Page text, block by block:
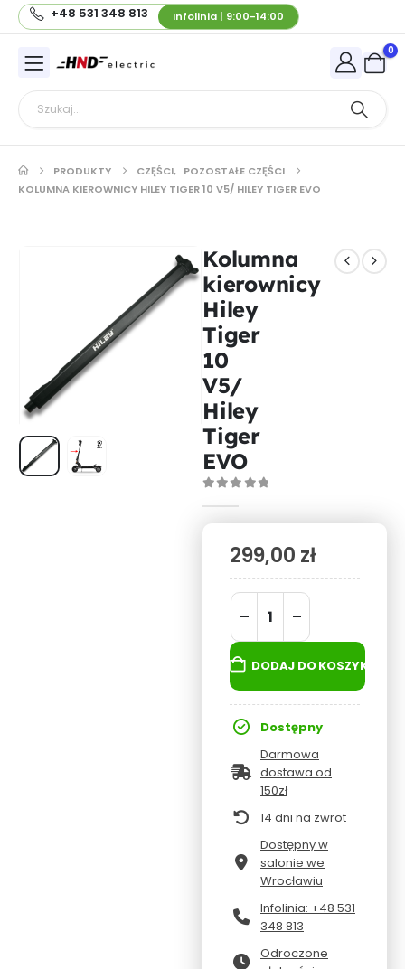
+48 531 348 813 Infolinia | 9:00-14:00
0
PRODUKTY CZĘŚCI, POZOSTAŁE CZĘŚCI
KOLUMNA KIEROWNICY HILEY TIGER 10 V5/ HILEY TIGER EVO
Kolumna
kierownicy
Hiley
Tiger
10
V5/
Hiley
Tiger
EVO
299,00 zł
DODAJ DO KOSZYKA
Dostępny
Darmowa
dostawa od
150zł
14 dni na zwrot
Dostępny w
salonie we
Wrocławiu
Infolinia: +48 531
348 813
Odroczone